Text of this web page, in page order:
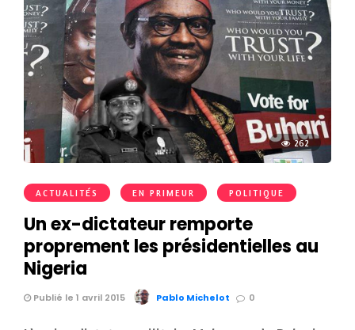
262
ACTUALITÉS EN PRIMEUR POLITIQUE
Un ex-dictateur remporte
proprement les présidentielles au
Nigeria
Publié le 1 avril 2015 Pablo Michelot 0